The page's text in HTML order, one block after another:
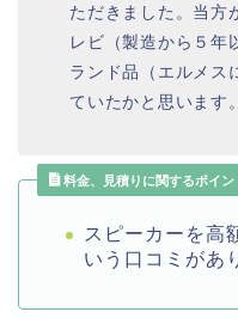
ただきました。当方
レビ（製造から５年
ランド品（エルメス
ていたかと思います。
料金、見積りに関するポイン
スピーカーを高
いう口コミがあ